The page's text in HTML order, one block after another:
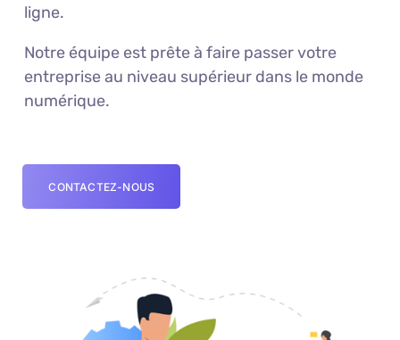
ligne.
Notre équipe est prête à faire passer votre
entreprise au niveau supérieur dans le monde
numérique.
CONTACTEZ-NOUS